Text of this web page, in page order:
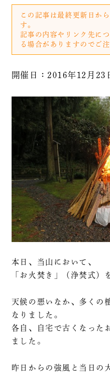
この記事は最終更新日か
す。
記事の内容やリンク先に
る場合がありますのでご
開催日：2016年12月23
本日、当山において、
「お火焚き」（浄焚式）
天候の悪いなか、多くの
なりました。
各自、自宅で古くなった
ました。
昨日からの強風と当日の